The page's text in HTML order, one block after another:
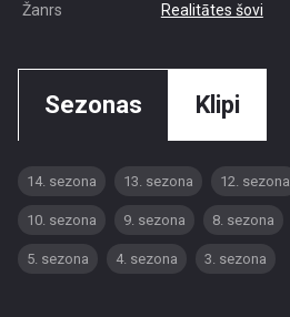
Žanrs Realitātes šovi
Sezonas Klipi
14. sezona 13. sezona 12. sezona
10. sezona 9. sezona 8. sezona
5. sezona 4. sezona 3. sezona